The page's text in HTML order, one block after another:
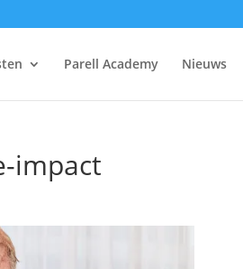
Parell Academy Nieuws
impact